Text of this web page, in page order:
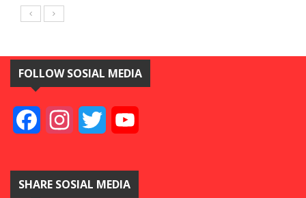
FOLLOW SOSIAL MEDIA
FacebookInstagramTwitter
SHARE SOSIAL MEDIA